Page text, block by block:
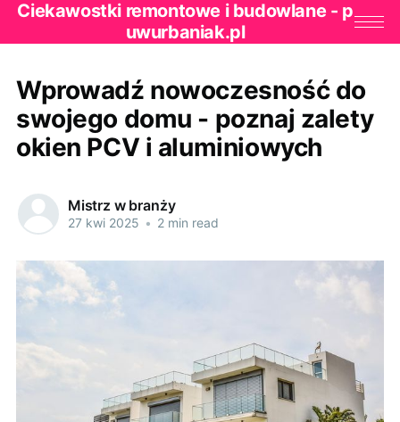
Ciekawostki remontowe i budowlane - p
uwurbaniak.pl
Wprowadź nowoczesność do
swojego domu - poznaj zalety
okien PCV i aluminiowych
Mistrz w branży
27 kwi 2025 • 2 min read